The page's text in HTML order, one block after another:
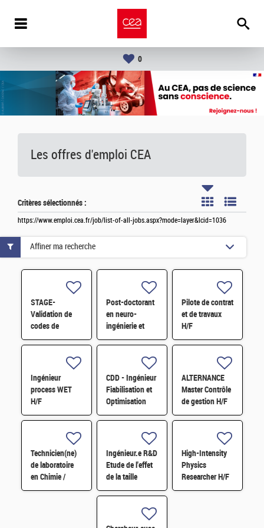
0
Les offres d'emploi CEA
Critères sélectionnés :
https://www.emploi.cea.fr/job/list-of-all-jobs.aspx?mode=layer&lcid=1036
STAGE-
Validation de
codes de
simulation
données réelles
à basse énergie
. H/F
Post-doctorant
en neuro-
ingénierie et
traitement du
biomédical H/F
Pilote de contrat
et de travaux
H/F
Ingénieur
process WET
H/F
CDD - Ingénieur
Fiabilisation et
Optimisation
Maintenance
ALTERNANCE
Master Contrôle
de gestion H/F
Technicien(ne)
de laboratoire
en Chimie /
Physico-chimie
Ingénieur.e R&D
Etude de l'effet
de la taille
d'éprouvette sur
d'aluminium H/F
High-Intensity
Physics
Researcher H/F
Affiner ma recherche